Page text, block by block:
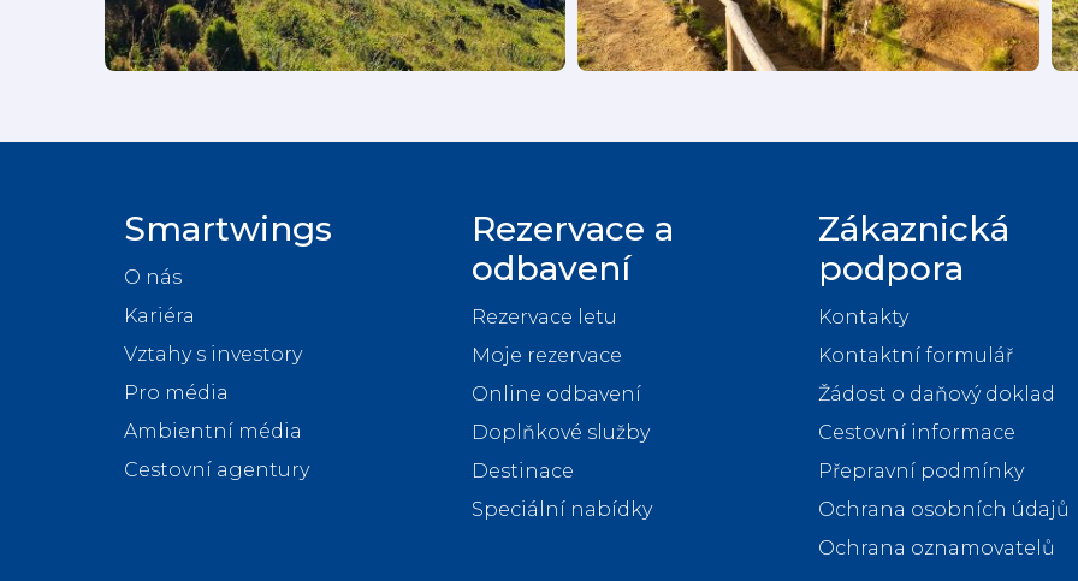
Smartwings
O nás
Kariéra
Vztahy s investory
Pro média
Ambientní média
Cestovní agentury
Rezervace a
odbavení
Rezervace letu
Moje rezervace
Online odbavení
Doplňkové služby
Destinace
Speciální nabídky
Zákaznická
podpora
Kontakty
Kontaktní formulář
Žádost o daňový doklad
Cestovní informace
Přepravní podmínky
Ochrana osobních údajů
Ochrana oznamovatelů